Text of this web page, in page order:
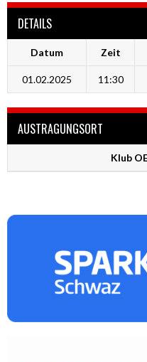
DETAILS
Datum Zeit
01.02.2025 11:30
AUSTRAGUNGSORT
Klub